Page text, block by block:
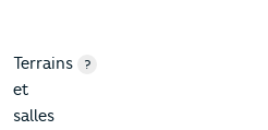
Terrains
et
salles
?